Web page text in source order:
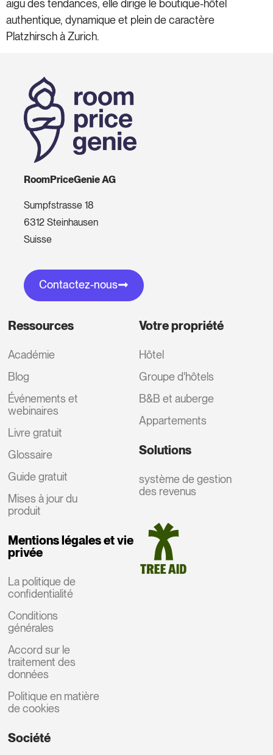
aigu des tendances, elle dirige le boutique-hôtel
authentique, dynamique et plein de caractère
Platzhirsch à Zurich.
RoomPriceGenie AG
Sumpfstrasse 18
6312 Steinhausen
Suisse
Contactez-nous
Ressources
Académie
Blog
Événements et
webinaires
Livre gratuit
Glossaire
Guide gratuit
Mises à jour du
produit
Mentions légales et vie
privée
La politique de
confidentialité
Conditions
générales
Accord sur le
traitement des
données
Politique en matière
de cookies
Votre propriété
Hôtel
Groupe d'hôtels
B&B et auberge
Appartements
Solutions
système de gestion
des revenus
Société